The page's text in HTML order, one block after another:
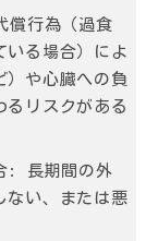
償行為（過食
いる場合）によ
）や心臓への負
るリスクがある
:
長期間の外
ない、または悪